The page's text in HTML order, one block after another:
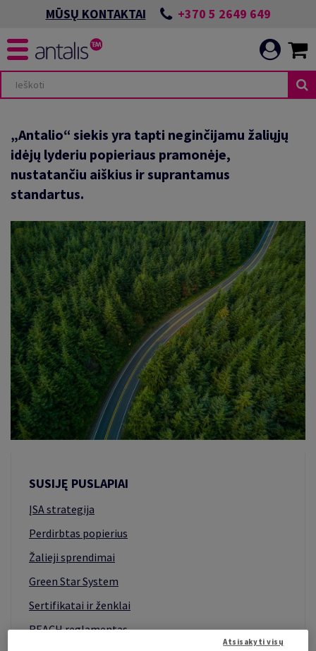
MŪSŲ KONTAKTAI +370 5 2649 649
CENTRAS
STANDARTŲ
„Antalio“ siekis yra tapti neginčijamu žaliųjų
idėjų lyderiu popieriaus pramonėje,
nustatančiu aiškius ir suprantamus
standartus.
SUSIJĘ PUSLAPIAI
ĮSA strategija
Perdirbtas popierius
Žalieji sprendimai
Green Star System
Sertifikatai ir ženklai
REACH reglamentas
Atsisakyti visų